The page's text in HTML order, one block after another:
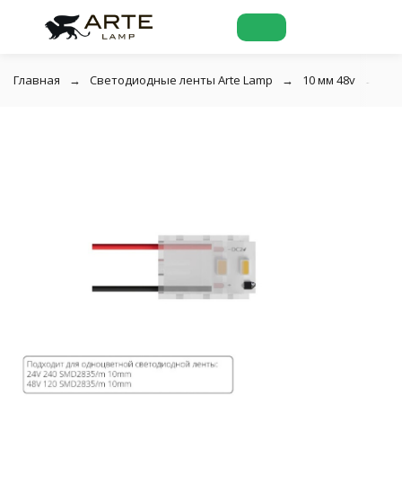
Главная Светодиодные ленты Arte Lamp 10 мм 48v